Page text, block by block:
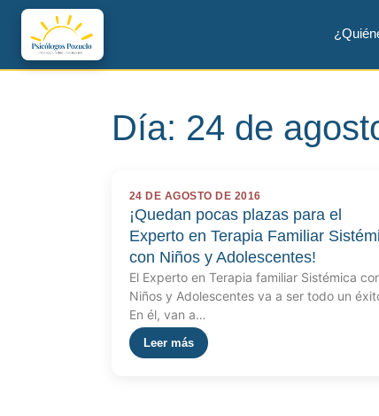
Día: 24 de
24 DE AGOSTO DE 2016
¡Quedan pocas plazas para el
Experto en Terapia Familiar
con Niños y Adolescentes!
El Experto en Terapia familiar Sistémica
Niños y Adolescentes va a ser todo un
En él, van a…
Leer más